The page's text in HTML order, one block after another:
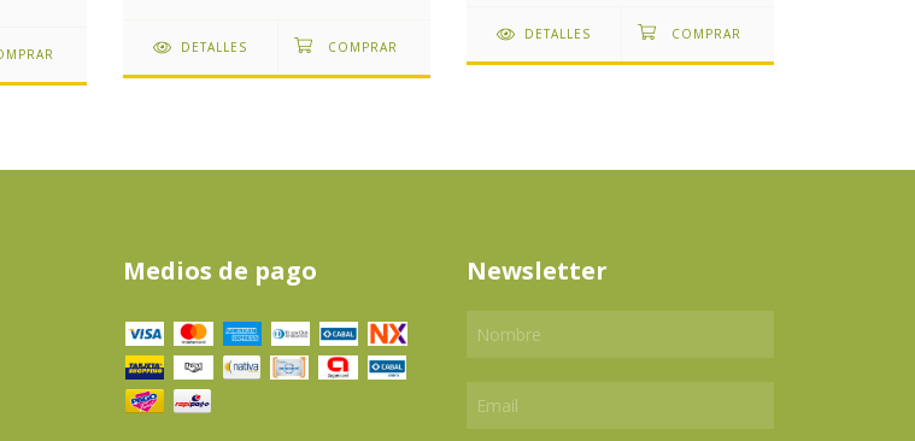
DETALLES
DETALLES
Medios de pago Newsletter